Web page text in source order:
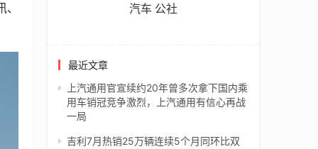
汽车 公社
最近文章
上汽通用官宣续约20年曾多次拿下国内乘
用车销冠竞争激烈，上汽通用有信心再战
一局
吉利7月热销25万辆连续5个月同环比双